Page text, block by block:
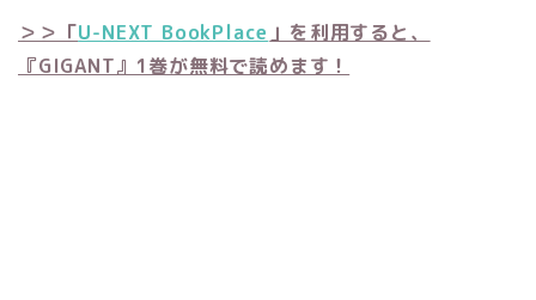
＞＞「U-NEXT BookPlace 」を利用すると、
『GIGANT』1巻が無料で読めます！